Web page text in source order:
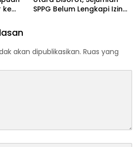
ke
SPPG Belum Lengkapi Izin
akan dipublikasikan. Ruas yang